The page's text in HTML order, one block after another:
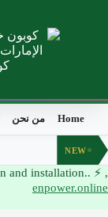
Home من نحن
NEW
, ⚡ Your ultimate guide to solar energy design and installation..
enpower.online